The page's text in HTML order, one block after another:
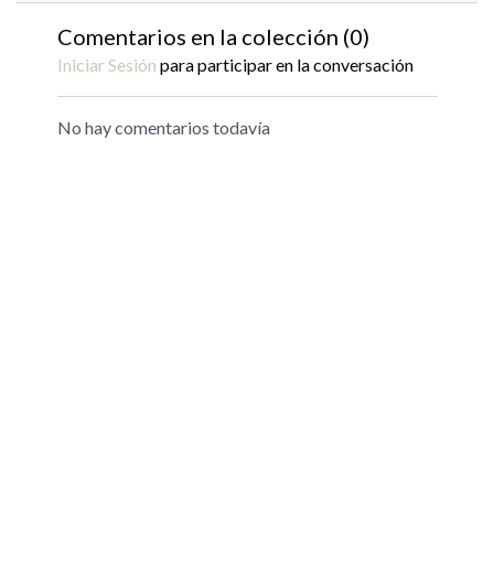
Comentarios en la colección (0)
Iniciar Sesión para participar en la conversación
No hay comentarios todavía